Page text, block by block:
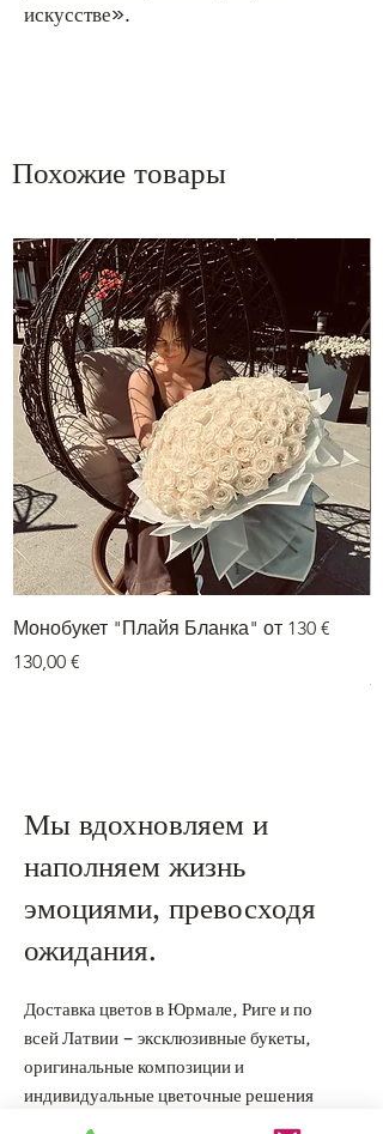
искусстве».
Похожие товары
Монобукет "Плайя Бланка" от 130 €
Цена
130,00 €
Мы вдохновляем и
наполняем жизнь
эмоциями, превосходя
ожидания.
Доставка цветов в Юрмале, Риге и по
всей Латвии – эксклюзивные букеты,
оригинальные композиции и
индивидуальные цветочные решения
для особых моментов.